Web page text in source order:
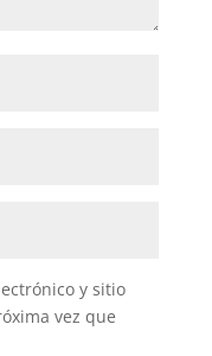
y sitio
vez que